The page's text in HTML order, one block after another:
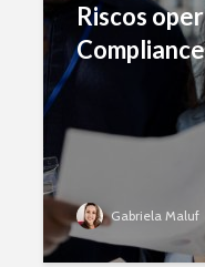
Riscos
Compliance
Gabriela Maluf